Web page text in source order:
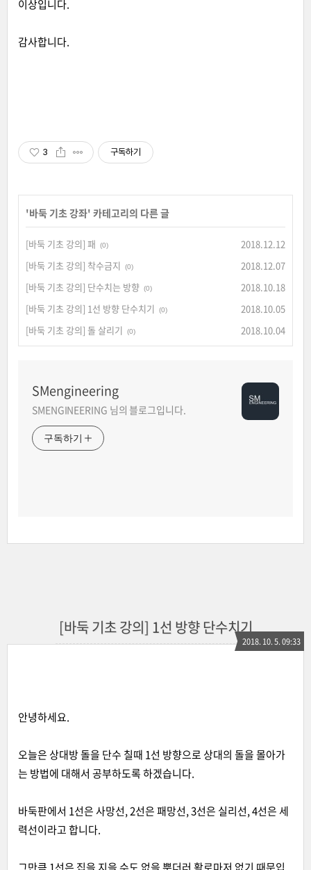
이상입니다.
감사합니다.
3 구독하기
'바둑 기초 강좌' 카테고리의 다른 글
[바둑 기초 강의] 패 (0)
2018.12.12
[바둑 기초 강의] 착수금지
(0)
2018.12.07
[바둑 기초 강의] 단수치는 방향 (0)
2018.10.18
[바둑 기초 강의] 1선 방향 단수치기
(0)
2018.10.05
[바둑 기초 강의] 돌 살리기
(0) 2018.10.04
SMengineering
SMENGINEERING 님의 블로그입니다.
구독하기
[바둑 기초 강의] 1선 방향 단수치기
2018. 10. 5. 09:33
안녕하세요.
오늘은 상대방 돌을 단수 칠때 1선 방향으로 상대의 돌을 몰아가
는 방법에 대해서 공부하도록 하겠습니다.
바둑판에서 1선은 사망선, 2선은 패망선, 3선은 실리선, 4선은 세
력선이라고 합니다.